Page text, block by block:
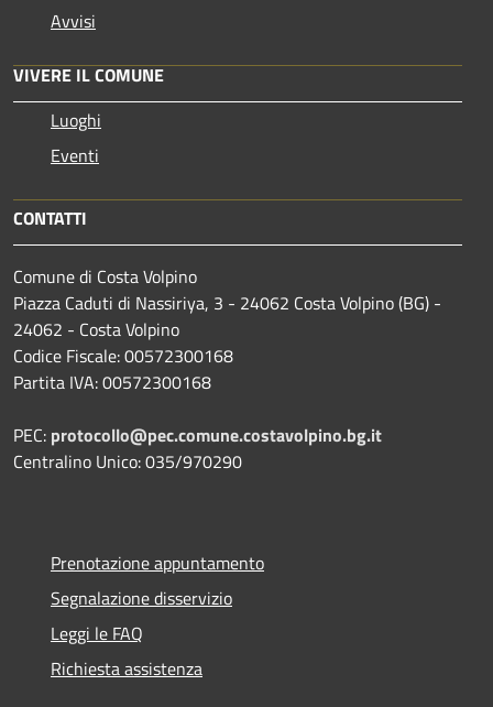
Avvisi
VIVERE IL COMUNE
Luoghi
Eventi
CONTATTI
Comune di Costa Volpino
Piazza Caduti di Nassiriya, 3 - 24062 Costa Volpino (BG) -
24062 - Costa Volpino
Codice Fiscale: 00572300168
Partita IVA: 00572300168
PEC: protocollo@pec.comune.costavolpino.bg.it
Centralino Unico: 035/970290
Prenotazione appuntamento
Segnalazione disservizio
Leggi le FAQ
Richiesta assistenza